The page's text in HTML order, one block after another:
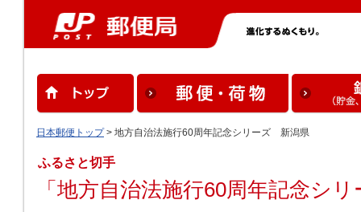
日本郵便トップ> 地方自治法施行60周年記念シリーズ 新潟県
ふるさと切手
「地方自治法施行60周年記念シ